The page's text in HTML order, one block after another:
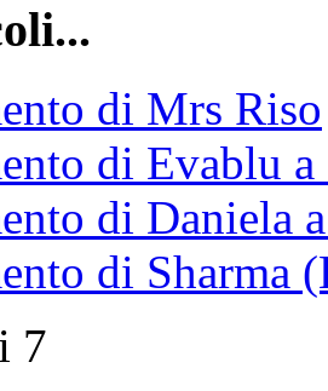
di Mrs Riso
di Evablu
di Daniela
di Sharma
7